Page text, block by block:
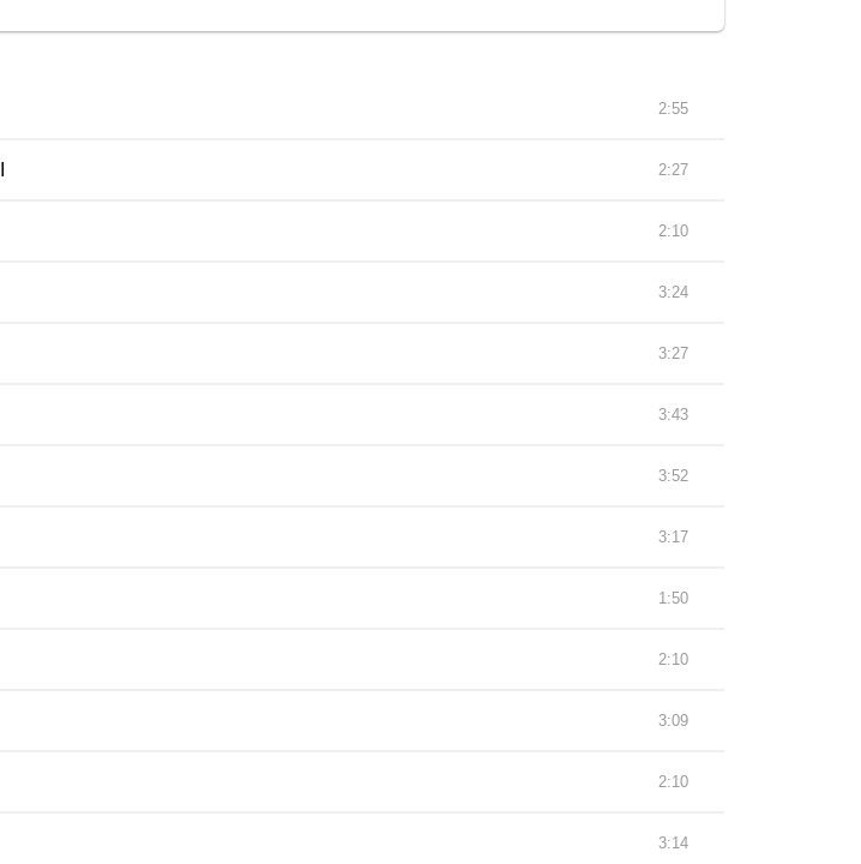
2:55
2:27
2:10
3:24
3:27
3:43
3:52
3:17
1:50
2:10
3:09
2:10
3:14